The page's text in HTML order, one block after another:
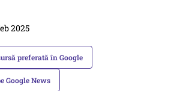
2025
preferată în Google
Google News